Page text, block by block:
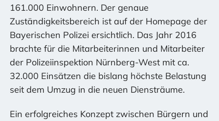
161.000 Einwohnern. Der genaue
Zuständigkeitsbereich ist auf der Homepage der
Bayerischen Polizei ersichtlich. Das Jahr 2016
brachte für die Mitarbeiterinnen und Mitarbeiter
der Polizeiinspektion Nürnberg-West mit ca.
32.000 Einsätzen die bislang höchste Belastung
seit dem Umzug in die neuen Diensträume.
Ein erfolgreiches Konzept zwischen Bürgern und